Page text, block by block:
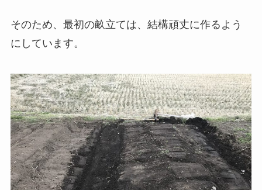
そのため、最初の畝立ては、結構頑丈に作るよう
にしています。